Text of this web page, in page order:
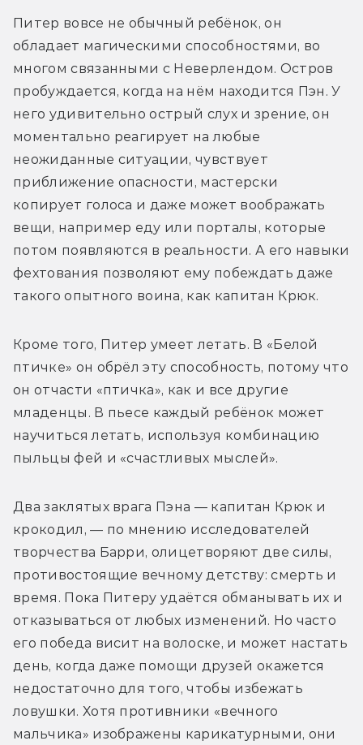
Питер вовсе не обычный ребёнок, он
обладает магическими способностями, во
многом связанными с Неверлендом. Остров
пробуждается, когда на нём находится Пэн. У
него удивительно острый слух и зрение, он
моментально реагирует на любые
неожиданные ситуации, чувствует
приближение опасности, мастерски
копирует голоса и даже может воображать
вещи, например еду или порталы, которые
потом появляются в реальности. А его навыки
фехтования позволяют ему побеждать даже
такого опытного воина, как капитан Крюк.
Кроме того, Питер умеет летать. В «Белой
птичке» он обрёл эту способность, потому что
он отчасти «птичка», как и все другие
младенцы. В пьесе каждый ребёнок может
научиться летать, используя комбинацию
пыльцы фей и «счастливых мыслей».
Два заклятых врага Пэна — капитан Крюк и
крокодил, — по мнению исследователей
творчества Барри, олицетворяют две силы,
противостоящие вечному детству: смерть и
время. Пока Питеру удаётся обманывать их и
отказываться от любых изменений. Но часто
его победа висит на волоске, и может настать
день, когда даже помощи друзей окажется
недостаточно для того, чтобы избежать
ловушки. Хотя противники «вечного
мальчика» изображены карикатурными, они